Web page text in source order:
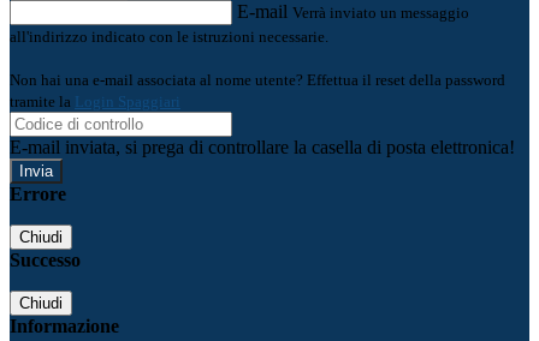
E-mail Verrà inviato un messaggio
all'indirizzo indicato con le istruzioni necessarie.
Non hai una e-mail associata al nome utente? Effettua il reset della password
tramite la Login Spaggiari
E-mail inviata, si prega di controllare la casella di posta elettronica!
Errore
Chiudi
Successo
Chiudi
Informazione